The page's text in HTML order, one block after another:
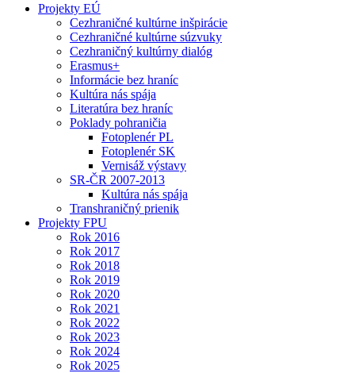
Projekty EÚ
Cezhraničné kultúrne inšpirácie
Cezhraničné kultúrne súzvuky
Cezhraničný kultúrny dialóg
Erasmus+
Informácie bez hraníc
Kultúra nás spája
Literatúra bez hraníc
Poklady pohraničia
Fotoplenér PL
Fotoplenér SK
Vernisáž výstavy
SR-ČR 2007-2013
Kultúra nás spája
Transhraničný prienik
Projekty FPU
Rok 2016
Rok 2017
Rok 2018
Rok 2019
Rok 2020
Rok 2021
Rok 2022
Rok 2023
Rok 2024
Rok 2025